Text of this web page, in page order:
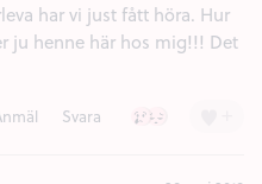
har vi just fått höra. Hur
ju henne här hos mig!!! Det
Svara Ledsen (2)
Besviken (1)